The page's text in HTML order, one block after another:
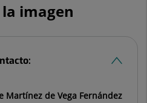
imagen
Martínez de Vega Fernández